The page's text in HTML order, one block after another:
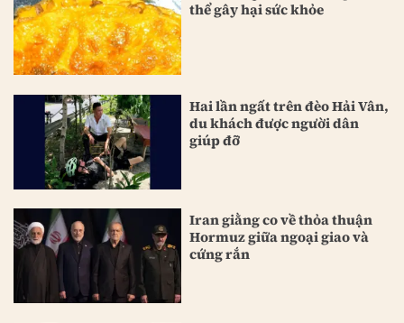
thể gây hại sức khỏe
Hai lần ngất trên đèo Hải Vân,
du khách được người dân
giúp đỡ
Iran giằng co về thỏa thuận
Hormuz giữa ngoại giao và
cứng rắn